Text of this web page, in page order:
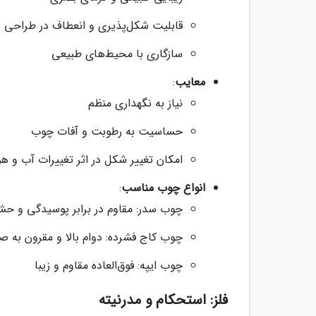
قابلیت شکل‌پذیری و انعطاف در طراحی
سازگاری با محیط‌های طبیعی
معایب:
نیاز به نگهداری منظم
حساسیت به رطوبت و آفات چوب
امکان تغییر شکل در اثر تغییرات آب و
انواع چوب مناسب:
چوب سدر: مقاوم در برابر پوسیدگی و
چوب کاج فشرده: دوام بالا و مقرون به
چوب ایپه: فوق‌العاده مقاوم و زیبا
فلز: استحکام و مدرنیته